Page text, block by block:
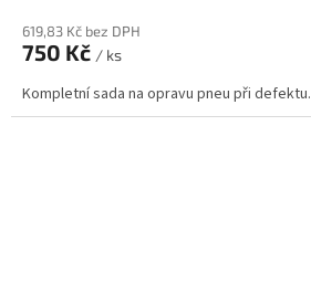
619,83 Kč bez DPH
750 Kč / ks
Kompletní sada na opravu pneu při defektu.